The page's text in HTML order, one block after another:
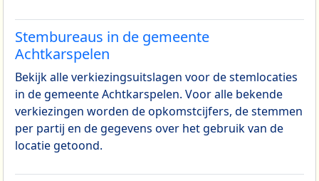
Stembureaus in de gemeente
Achtkarspelen
Bekijk alle verkiezingsuitslagen voor de stemlocaties
in de gemeente Achtkarspelen. Voor alle bekende
verkiezingen worden de opkomstcijfers, de stemmen
per partij en de gegevens over het gebruik van de
locatie getoond.